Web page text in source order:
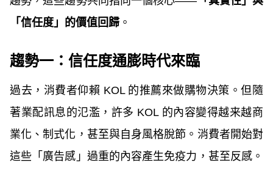
「信任度」的價值回歸 。
趨勢一：信任度通膨時代來臨
過去，消費者仰賴 KOL 的推薦來做購物決策。但隨
著業配訊息的氾濫，許多 KOL 的內容變得越来越商
業化、制式化，甚至與自身風格脫節。消費者開始對
這些「廣告感」過重的內容產生免疫力，甚至反感。